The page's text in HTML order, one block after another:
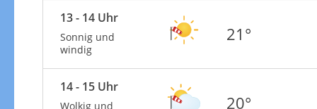
13 - 14 Uhr
Sonnig und
windig
21°
14 - 15 Uhr
Wolkig und
20°